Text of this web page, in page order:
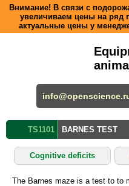
Внимание! В связи с
увеличиваем цены на ряд
актуальные цены у
TS1101 BARNES TEST
Cognitive deficits
The Barnes maze is a test to to